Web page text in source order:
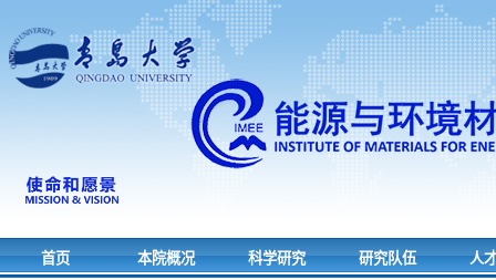
首页 本院概况 科学研究 研究队伍 人